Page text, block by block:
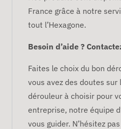
France grâce à notre
tout l’Hexagone.
Besoin d’aide ?
Faites le choix du bon
vous avez des doutes sur
dérouleur à choisir pour
entreprise, notre équipe
vous guider. N’hésitez